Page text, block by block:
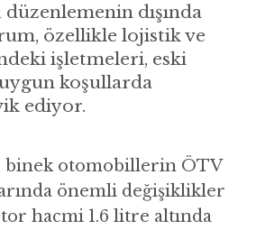
dışında
özellikle lojistik ve
işletmeleri, eski
koşullarda
ediyor.
binek otomobillerin ÖTV
önemli değişiklikler
hacmi 1.6 litre altında